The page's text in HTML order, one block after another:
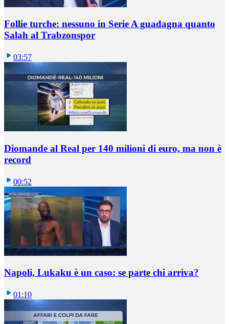
Follie turche: nessuno in Serie A guadagna quanto
Salah al Trabzonspor
03:57
Diomande al Real per 140 milioni di euro, ma non è
record
00:52
Napoli, Lukaku è un caso: se parte chi arriva?
01:10